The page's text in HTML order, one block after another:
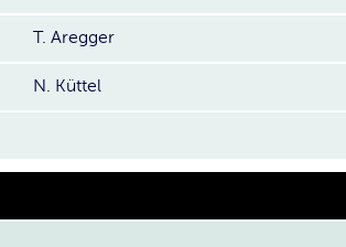
T. Aregger
N. Küttel